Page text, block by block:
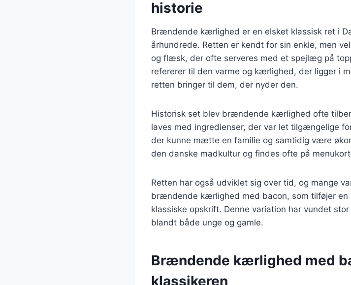
historie
Brændende kærlighed er en elsket klassisk ret i
århundrede. Retten er kendt for sin enkle, men
og flæsk, der ofte serveres med et spejlæg på
refererer til den varme og kærlighed, der ligger i
retten bringer til dem, der nyder den.
Historisk set blev brændende kærlighed ofte
laves med ingredienser, der var let tilgængelige
der kunne mætte en familie og samtidig være
den danske madkultur og findes ofte på
Retten har også udviklet sig over tid, og mange
brændende kærlighed med bacon, som tilføjer en
klassiske opskrift. Denne variation har vundet
blandt både unge og gamle.
Brændende kærlighed med
klassikeren